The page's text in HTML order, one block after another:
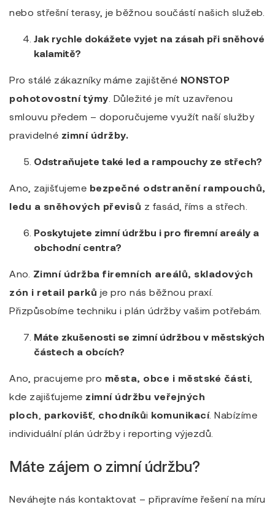
nebo střešní terasy, je běžnou součástí našich služeb.
Jak rychle dokážete vyjet na zásah při sněhové
kalamitě?
Pro stálé zákazníky máme zajištěné NONSTOP
pohotovostní týmy . Důležité je mít uzavřenou
smlouvu předem – doporučujeme využít naší služby
pravidelné zimní údržby.
Odstraňujete také led a rampouchy ze střech?
Ano, zajišťujeme bezpečné odstranění rampouchů,
ledu a sněhových převisů z fasád, říms a střech.
Poskytujete zimní údržbu i pro firemní areály a
obchodní centra?
Ano. Zimní údržba firemních areálů, skladových
zón i retail parků je pro nás běžnou praxí.
Přizpůsobíme techniku i plán údržby vašim potřebám.
Máte zkušenosti se zimní údržbou v městských
částech a obcích?
Ano, pracujeme pro města, obce i městské části
kde zajišťujeme zimní údržbu veřejných
ploch
parkovišť, chodníkůi komunikací. Nabízíme
individuální plán údržby i reporting výjezdů.
Máte zájem o zimní údržbu?
Neváhejte nás kontaktovat – připravíme řešení na míru